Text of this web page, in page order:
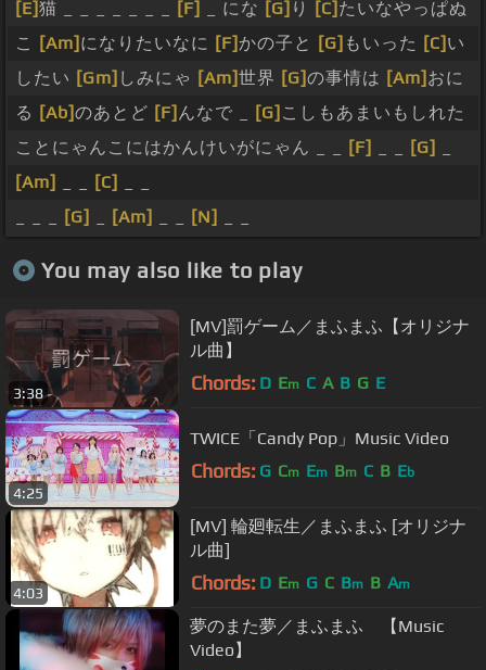
[E]猫 _ _ _ _ _ _ _ [F] _ にな [G] り [C] たいなやっぱぬ
こ
[Am] になりたいなに [F]かの子と [G] もいった [C] い
したい [Gm] しみにゃ [Am]世界 [G]の事情は [Am] おに
る [Ab]のあとど [F] んなで _ [G] こしもあまいもしれた
ことにゃんこにはかんけいがにゃん _ _
[F] [G]
[Am]
[C]
[G] [Am] [N]
You may also like to play
3:38
[MV]罰ゲーム／まふまふ【オリジナ
ル曲】
Chords: D Em C A B G E
4:25
TWICE「Candy Pop」Music Video
Chords: G Cm Em Bm C B Eb
4:03
[MV] 輪廻転生／まふまふ [オリジナ
ル曲]
Chords: D Em G C Bm B Am
夢のまた夢／まふまふ 【Music
Video】